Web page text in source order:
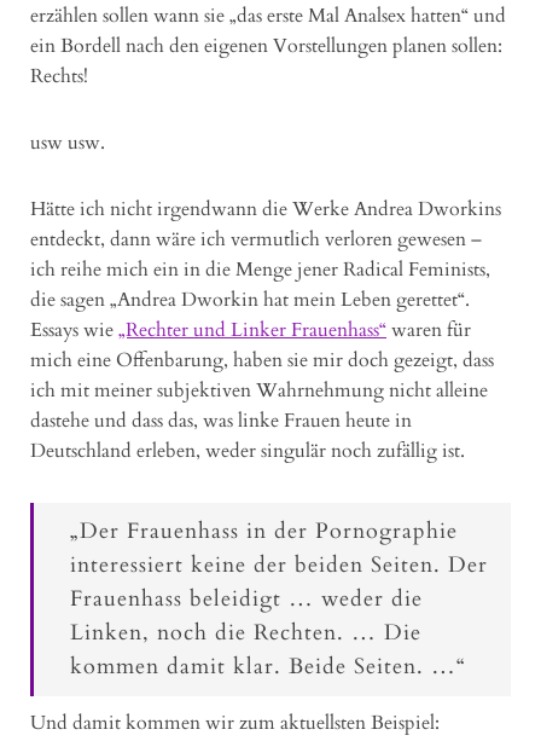
erzählen sollen wann sie „das erste Mal Analsex hatten“ und
ein Bordell nach den eigenen Vorstellungen planen sollen:
Rechts!
usw usw.
Hätte ich nicht irgendwann die Werke Andrea Dworkins
entdeckt, dann wäre ich vermutlich verloren gewesen –
ich reihe mich ein in die Menge jener Radical Feminists,
die sagen „Andrea Dworkin hat mein Leben gerettet“.
Essays wie„Rechter und Linker Frauenhass“waren für
mich eine Offenbarung, haben sie mir doch gezeigt, dass
ich mit meiner subjektiven Wahrnehmung nicht alleine
dastehe und dass das, was linke Frauen heute in
Deutschland erleben, weder singulär noch zufällig ist.
„Der Frauenhass in der Pornographie
interessiert keine der beiden Seiten. Der
Frauenhass beleidigt … weder die
Linken, noch die Rechten. … Die
kommen damit klar. Beide Seiten. …“
Und damit kommen wir zum aktuellsten Beispiel: